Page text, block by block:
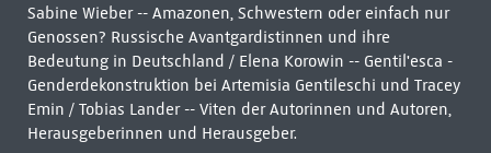
Sabine Wieber -- Amazonen, Schwestern oder einfach nur
Genossen? Russische Avantgardistinnen und ihre
Bedeutung in Deutschland / Elena Korowin -- Gentil'esca -
Genderdekonstruktion bei Artemisia Gentileschi und Tracey
Emin / Tobias Lander -- Viten der Autorinnen und Autoren,
Herausgeberinnen und Herausgeber.